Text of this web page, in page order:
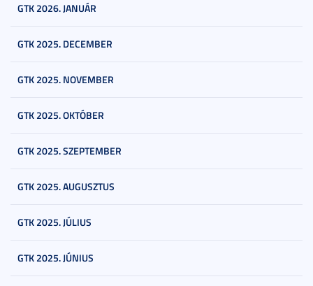
GTK 2026. JANUÁR
GTK 2025. DECEMBER
GTK 2025. NOVEMBER
GTK 2025. OKTÓBER
GTK 2025. SZEPTEMBER
GTK 2025. AUGUSZTUS
GTK 2025. JÚLIUS
GTK 2025. JÚNIUS